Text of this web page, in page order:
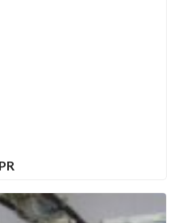
PR